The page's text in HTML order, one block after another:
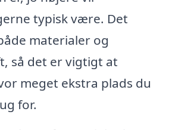
typisk være. Det
materialer og
så det er vigtigt at
meget ekstra plads du
for.